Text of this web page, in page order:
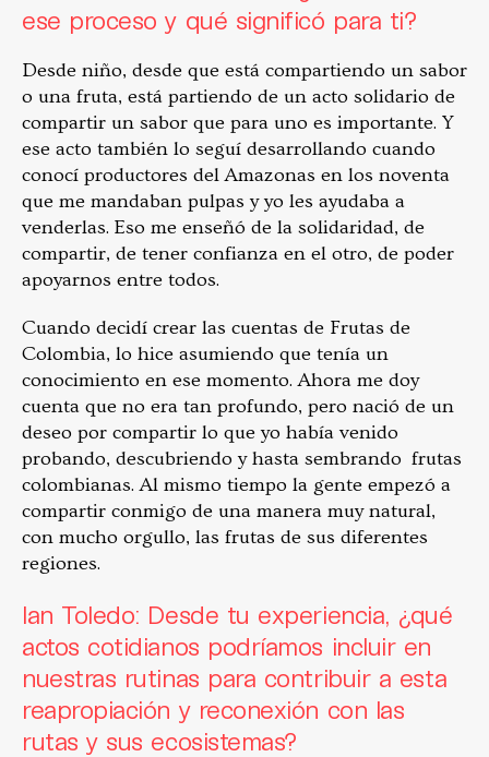
ese proceso y qué significó para ti?
Desde niño, desde que está compartiendo un sabor
o una fruta, está partiendo de un acto solidario de
compartir un sabor que para uno es importante. Y
ese acto también lo seguí desarrollando cuando
conocí productores del Amazonas en los noventa
que me mandaban pulpas y yo les ayudaba a
venderlas. Eso me enseñó de la solidaridad, de
compartir, de tener confianza en el otro, de poder
apoyarnos entre todos.
Cuando decidí crear las cuentas de Frutas de
Colombia, lo hice asumiendo que tenía un
conocimiento en ese momento. Ahora me doy
cuenta que no era tan profundo, pero nació de un
deseo por compartir lo que yo había venido
probando, descubriendo y hasta sembrando frutas
colombianas. Al mismo tiempo la gente empezó a
compartir conmigo de una manera muy natural,
con mucho orgullo, las frutas de sus diferentes
regiones.
Ian Toledo: Desde tu experiencia, ¿qué
actos cotidianos podríamos incluir en
nuestras rutinas para contribuir a esta
reapropiación y reconexión con las
rutas y sus ecosistemas?